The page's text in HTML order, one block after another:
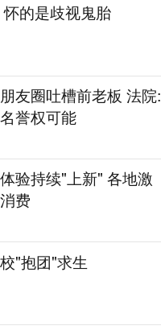
的是歧视鬼胎
友圈吐槽前老板 法院:
誉权可能
验持续"上新" 各地激
费
"抱团"求生